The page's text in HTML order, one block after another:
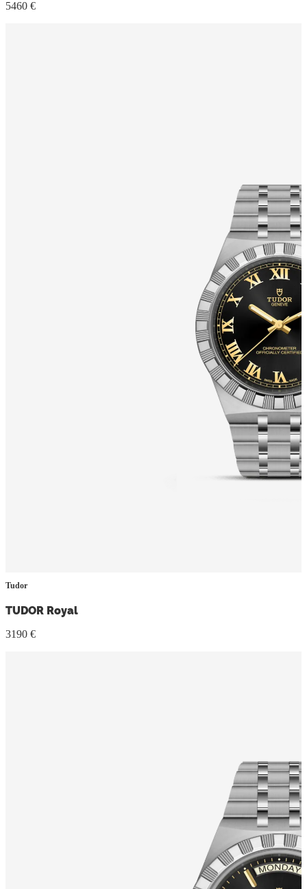
5460 €
Tudor
TUDOR Royal
3190 €